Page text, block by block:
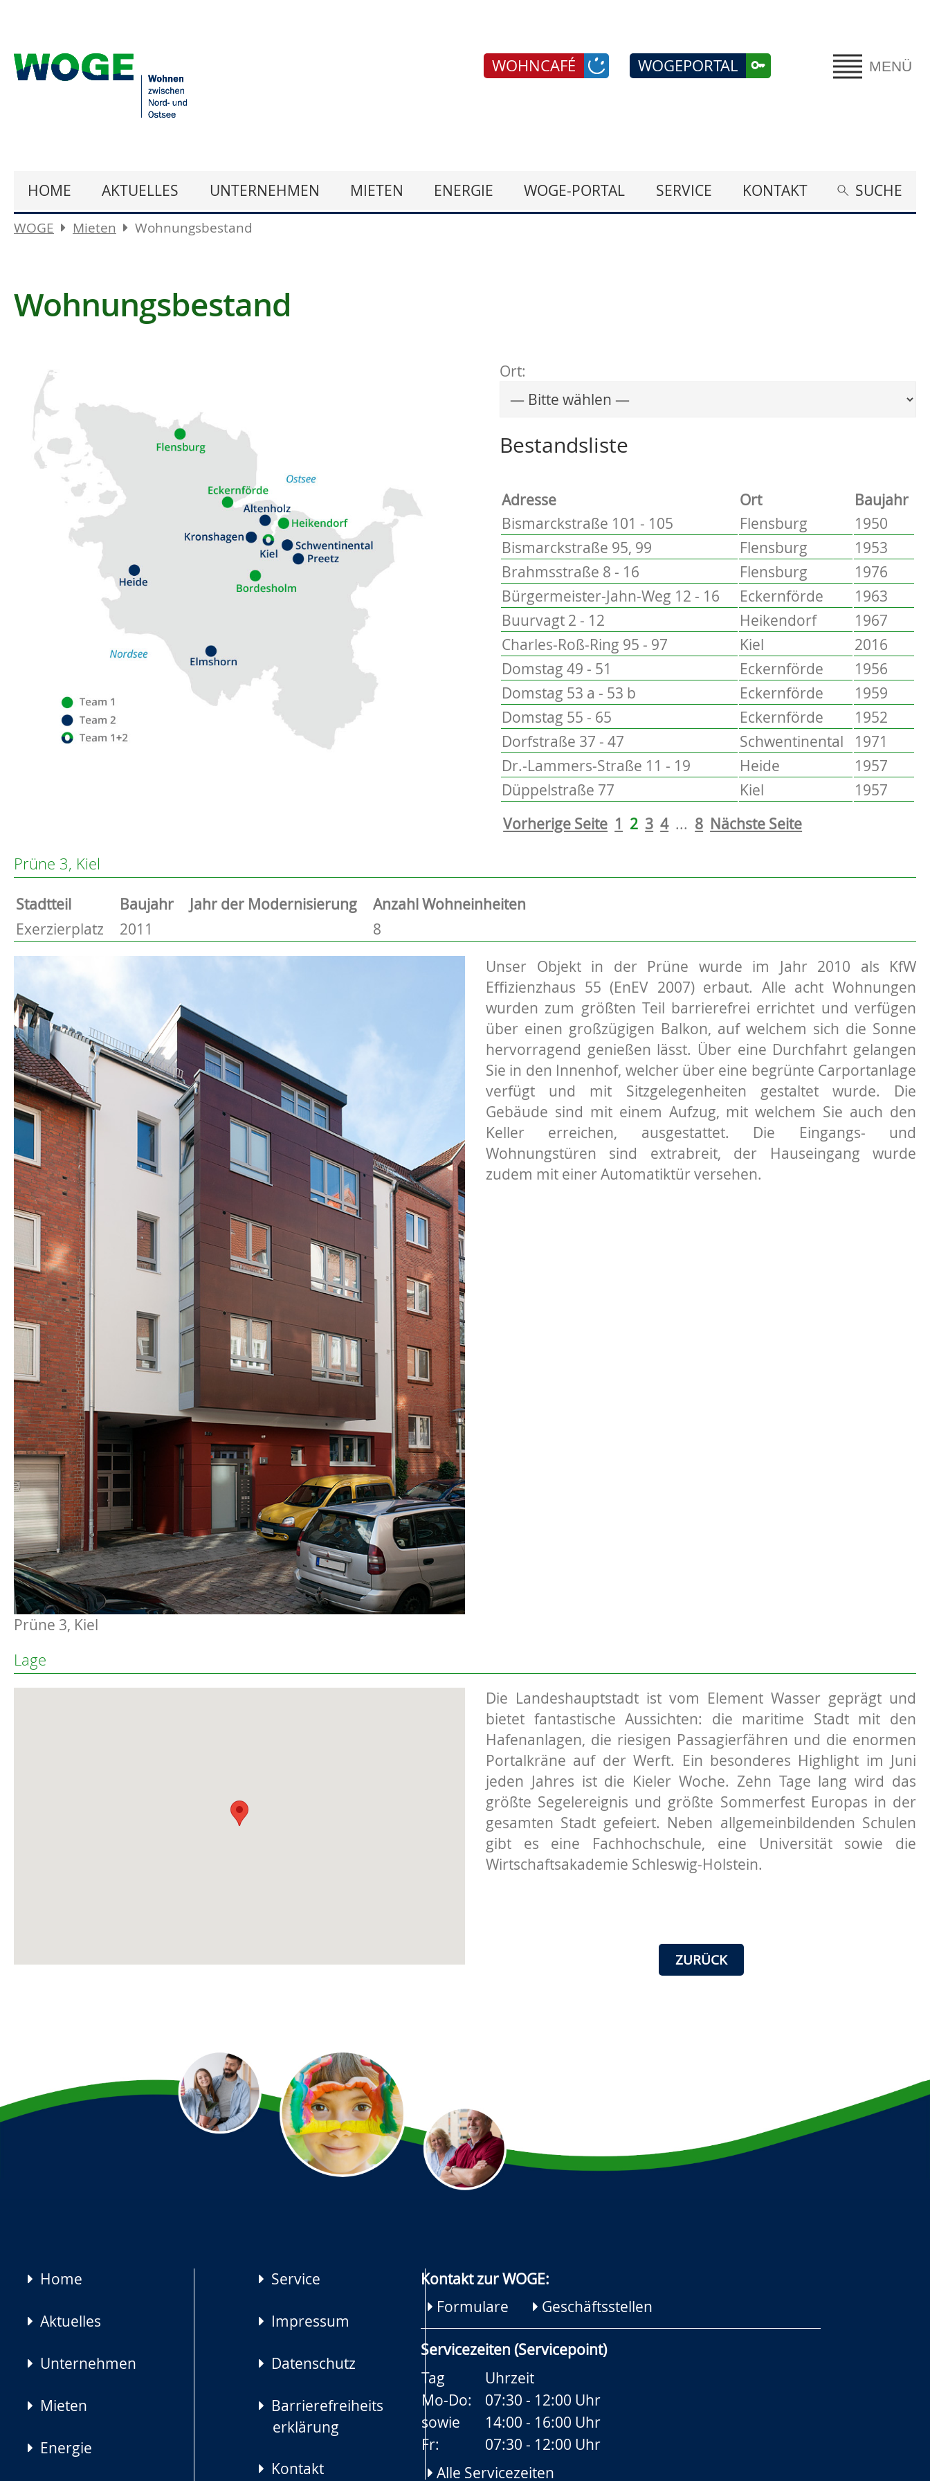
MENÜ
WOGEPORTAL
WOHNCAFÉ
HOME AKTUELLES UNTERNEHMEN MIETEN ENERGIE WOGE-PORTAL SERVICE KONTAKT SUCHE
WOGE Mieten Wohnungsbestand
Wohnungsbestand
Heikendorf
Kronshagen
Kiel
Schwentinental
Preetz
Heide
Elmshorn
Ort:
Wählen Sie einen Ort, um zur entsprechenden Seite zu
Bestandsliste
Adresse Ort
Baujahr
Bismarckstraße 101 - 105
Flensburg
1950
Bismarckstraße 95, 99
Flensburg
1953
Brahmsstraße 8 - 16
Flensburg
1976
Bürgermeister-Jahn-Weg 12 - 16
Eckernförde
1963
Buurvagt 2 - 12
Heikendorf
1967
Charles-Roß-Ring 95 - 97
Kiel
2016
Domstag 49 - 51
Eckernförde
1956
Domstag 53 a - 53 b
Eckernförde
1959
Domstag 55 - 65
Eckernförde
1952
Dorfstraße 37 - 47
Schwentinental
1971
Dr.-Lammers-Straße 11 - 19
Heide
1957
Düppelstraße 77
Kiel
1957
Vorherige Seite 1 2 3 4 ... 8 Nächste Seite
Prüne 3, Kiel
Stammdaten
Basisdaten zur Immobilie
Stadtteil Baujahr Jahr der Modernisierung
Anzahl Wohneinheiten
Exerzierplatz
2011 8
Prüne 3, Kiel
Beschreibung
Unser Objekt in der Prüne wurde im Jahr 2010 als KfW
Effizienzhaus 55 (EnEV 2007) erbaut. Alle acht Wohnungen
wurden zum größten Teil barrierefrei errichtet und verfügen
über einen großzügigen Balkon, auf welchem sich die Sonne
hervorragend genießen lässt. Über eine Durchfahrt gelangen
Sie in den Innenhof, welcher über eine begrünte Carportanlage
verfügt und mit Sitzgelegenheiten gestaltet wurde. Die
Gebäude sind mit einem Aufzug, mit welchem Sie auch den
Keller erreichen, ausgestattet. Die Eingangs- und
Wohnungstüren sind extrabreit, der Hauseingang wurde
zudem mit einer Automatiktür versehen.
Lage
Die Landeshauptstadt ist vom Element Wasser geprägt und
bietet fantastische Aussichten: die maritime Stadt mit den
Hafenanlagen, die riesigen Passagierfähren und die enormen
Portalkräne auf der Werft. Ein besonderes Highlight im Juni
jeden Jahres ist die Kieler Woche. Zehn Tage lang wird das
größte Segelereignis und größte Sommerfest Europas in der
gesamten Stadt gefeiert. Neben allgemeinbildenden Schulen
gibt es eine Fachhochschule, eine Universität sowie die
Wirtschaftsakademie Schleswig-Holstein.
ZURÜCK
Navigation
Home
Aktuelles
Unternehmen
Mieten
Energie
Service
Impressum
Datenschutz
Barrierefreiheits
erklärung
Kontakt
Kontakt zur WOGE:
Formulare
Geschäftsstellen
Servicezeiten (Servicepoint)
Tag
Uhrzeit
Mo-Do:
07:30 - 12:00 Uhr
sowie
14:00 - 16:00 Uhr
Fr:
07:30 - 12:00 Uhr
Alle Servicezeiten